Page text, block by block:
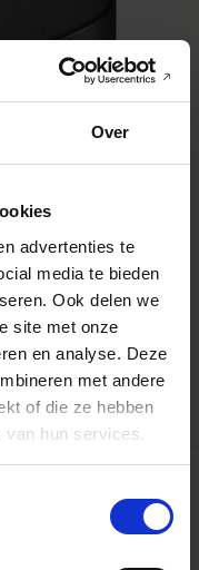
Over
advertenties te
media te bieden
Ook delen we
site met onze
en analyse. Deze
met andere
of die ze hebben
van hun services.